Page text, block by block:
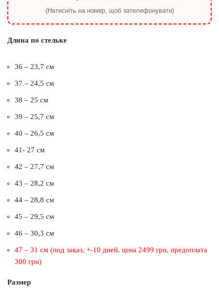
(Натисніть на номер, щоб зателефонувати)
Длина по стельке
36 – 23,7 см
37 – 24,5 см
38 – 25 см
39 – 25,7 см
40 – 26,5 см
41- 27 см
42 – 27,7 см
43 – 28,2 см
44 – 28,8 см
45 – 29,5 см
46 – 30,3 см
47 – 31 см (под заказ, +-10 дней, цена 2499 грн, предоплата
300 грн)
Размер